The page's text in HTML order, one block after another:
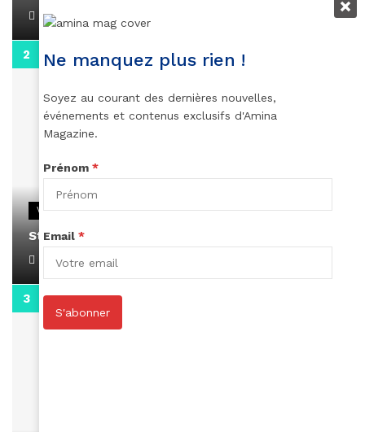
April 1, 2022
VIDEOS
Stacy passe un message
April 1, 2022
Ne manquez plus rien !
Soyez au courant des dernières nouvelles,
événements et contenus exclusifs d'Amina
Magazine.
Prénom *
Email *
S'abonner